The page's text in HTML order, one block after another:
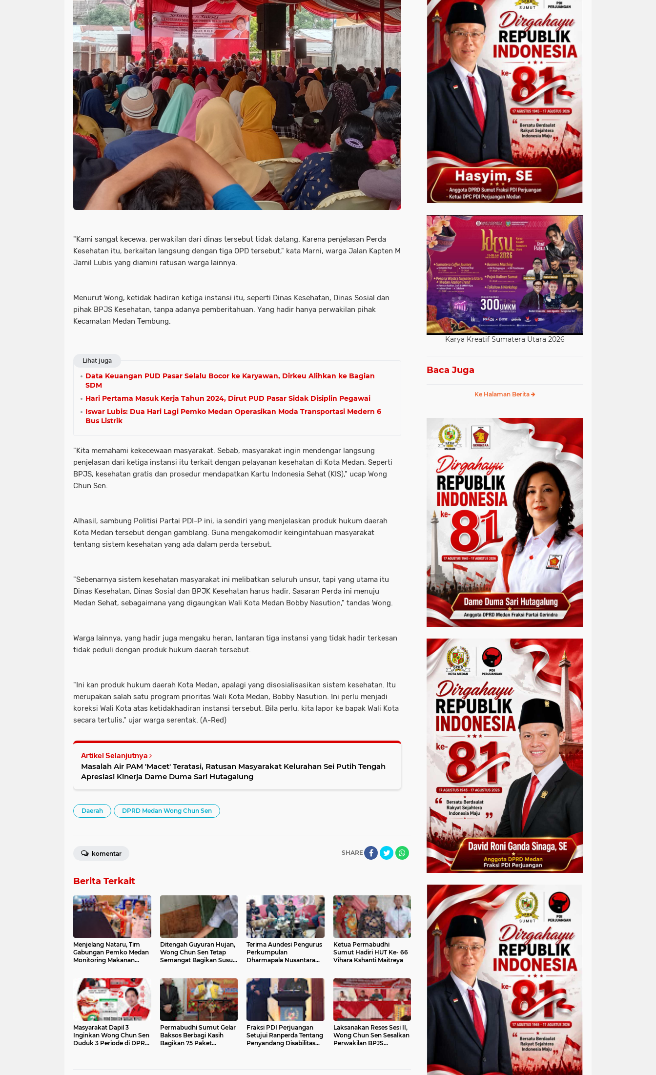
"Kami sangat kecewa, perwakilan dari dinas tersebut tidak datang. Karena penjelasan Perda
Kesehatan itu, berkaitan langsung dengan tiga OPD tersebut," kata Marni, warga Jalan Kapten M
Jamil Lubis yang diamini ratusan warga lainnya.
Menurut Wong, ketidak hadiran ketiga instansi itu, seperti Dinas Kesehatan, Dinas Sosial dan
pihak BPJS Kesehatan, tanpa adanya pemberitahuan. Yang hadir hanya perwakilan pihak
Kecamatan Medan Tembung.
Lihat juga
Data Keuangan PUD Pasar Selalu Bocor ke Karyawan, Dirkeu Alihkan ke Bagian
SDM
Hari Pertama Masuk Kerja Tahun 2024, Dirut PUD Pasar Sidak Disiplin Pegawai
Iswar Lubis: Dua Hari Lagi Pemko Medan Operasikan Moda Transportasi Medern 6
Bus Listrik
"Kita memahami kekecewaan masyarakat. Sebab, masyarakat ingin mendengar langsung
penjelasan dari ketiga instansi itu terkait dengan pelayanan kesehatan di Kota Medan. Seperti
BPJS, kesehatan gratis dan prosedur mendapatkan Kartu Indonesia Sehat (KIS)," ucap Wong
Chun Sen.
Alhasil, sambung Politisi Partai PDI-P ini, ia sendiri yang menjelaskan produk hukum daerah
Kota Medan tersebut dengan gamblang. Guna mengakomodir keingintahuan masyarakat
tentang sistem kesehatan yang ada dalam perda tersebut.
"Sebenarnya sistem kesehatan masyarakat ini melibatkan seluruh unsur, tapi yang utama itu
Dinas Kesehatan, Dinas Sosial dan BPJK Kesehatan harus hadir. Sasaran Perda ini menuju
Medan Sehat, sebagaimana yang digaungkan Wali Kota Medan Bobby Nasution," tandas Wong.
Warga lainnya, yang hadir juga mengaku heran, lantaran tiga instansi yang tidak hadir terkesan
tidak peduli dengan produk hukum daerah tersebut.
"Ini kan produk hukum daerah Kota Medan, apalagi yang disosialisasikan sistem kesehatan. Itu
merupakan salah satu program prioritas Wali Kota Medan, Bobby Nasution. Ini perlu menjadi
koreksi Wali Kota atas ketidakhadiran instansi tersebut. Bila perlu, kita lapor ke bapak Wali Kota
secara tertulis," ujar warga serentak. (A-Red)
Artikel Selanjutnya
Masalah Air PAM 'Macet' Teratasi, Ratusan Masyarakat Kelurahan Sei Putih Tengah
Apresiasi Kinerja Dame Duma Sari Hutagalung
Daerah DPRD Medan Wong Chun Sen
SHARE
komentar
Berita Terkait
Menjelang Nataru, Tim
Gabungan Pemko Medan
Monitoring Makanan
Ditengah Guyuran Hujan,
Wong Chun Sen Tetap
Semangat Bagikan Susu
Terima Aundesi Pengurus
Perkumpulan
Dharmapala Nusantara
Wajib Didukung
Ketua Permabudhi
Sumut Hadiri HUT Ke- 66
Vihara Kshanti Maitreya
Masyarakat Dapil 3
Inginkan Wong Chun Sen
Duduk 3 Periode di DPRD
Permabudhi Sumut Gelar
Baksos Berbagi Kasih
Bagikan 75 Paket
Fraksi PDI Perjuangan
Setujui Ranperda Tentang
Penyandang Disabilitas
Laksanakan Reses Sesi II,
Wong Chun Sen Sesalkan
Perwakilan BPJS
Karya Kreatif Sumatera Utara 2026
Baca Juga
Ke Halaman Berita